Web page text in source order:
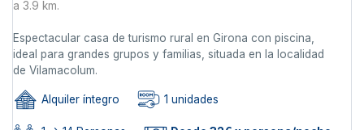
a 3.9 km.
Espectacular casa de turismo rural en Girona con piscina,
ideal para grandes grupos y familias, situada en la localidad
de Vilamacolum.
Alquiler íntegro 1 unidades